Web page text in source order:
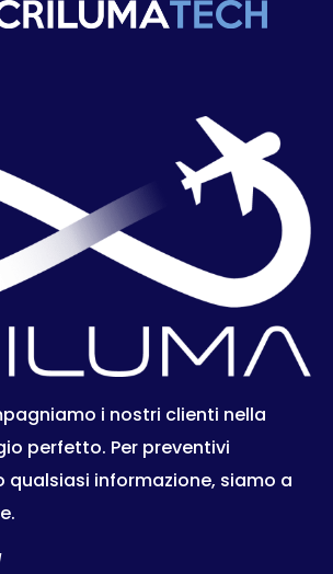
i nostri clienti nella
perfetto. Per preventivi
qualsiasi informazione, siamo a